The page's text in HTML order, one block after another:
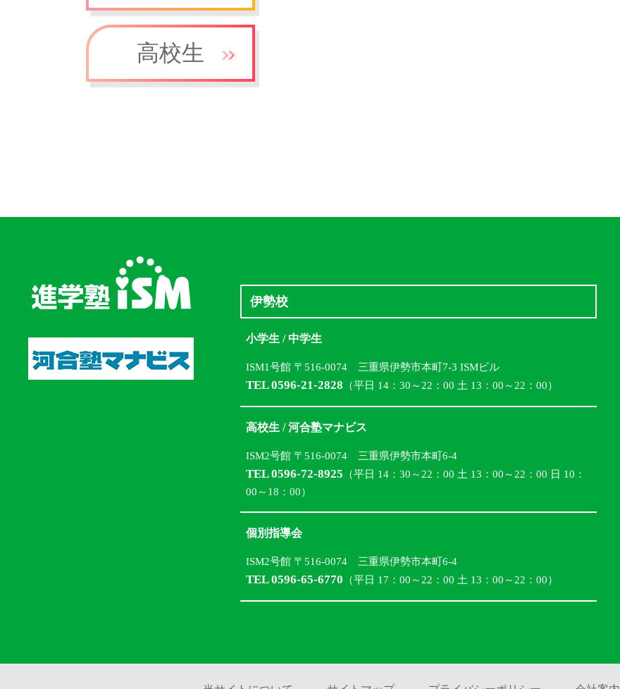
高校生
伊勢校
小学生 / 中学生
ISM1号館 〒516-0074 三重県伊勢市本町7-3 ISMビル
TEL 0596-21-2828 （平日 14：30～22：00 土 13：00～22：00）
高校生 / 河合塾マナビス
ISM2号館 〒516-0074 三重県伊勢市本町6-4
TEL 0596-72-8925 （平日 14：30～22：00 土 13：00～22：00 日 10：
00～18：00）
個別指導会
ISM2号館 〒516-0074 三重県伊勢市本町6-4
TEL 0596-65-6770 （平日 17：00～22：00 土 13：00～22：00）